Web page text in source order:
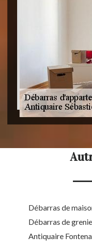
Débarras de
Débarras de
Antiquaire